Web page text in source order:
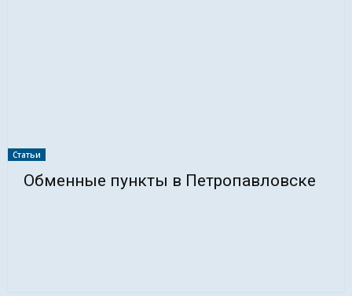
Статьи
Обменные пункты в Петропавловске